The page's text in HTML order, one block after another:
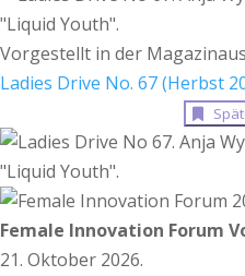
Vorgestellt in der
Ladies Drive No. 67 (Herbst
Female Innovation Forum
21. Oktober 2026.